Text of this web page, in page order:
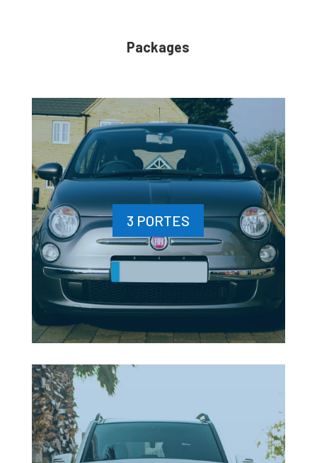
Packages
3 PORTES